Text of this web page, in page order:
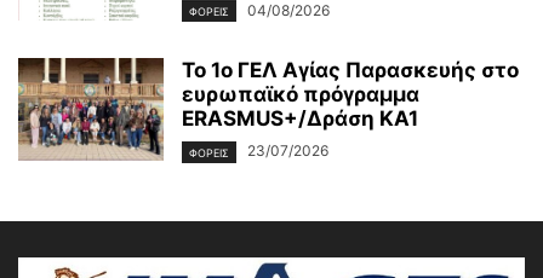
ΦΟΡΕΙΣ 04/08/2026
Το 1ο ΓΕΛ Αγίας Παρασκευής στο
ευρωπαϊκό πρόγραμμα
ERASMUS+/Δράση ΚΑ1
ΦΟΡΕΙΣ 23/07/2026